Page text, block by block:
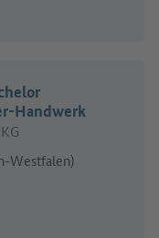
Handwerk
Westfalen)